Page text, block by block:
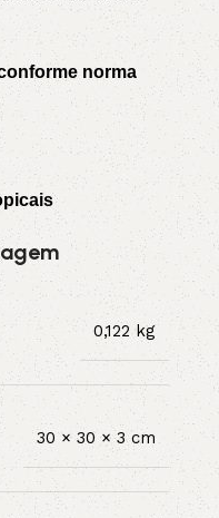
norma
0,122 kg
30 × 30 × 3 cm